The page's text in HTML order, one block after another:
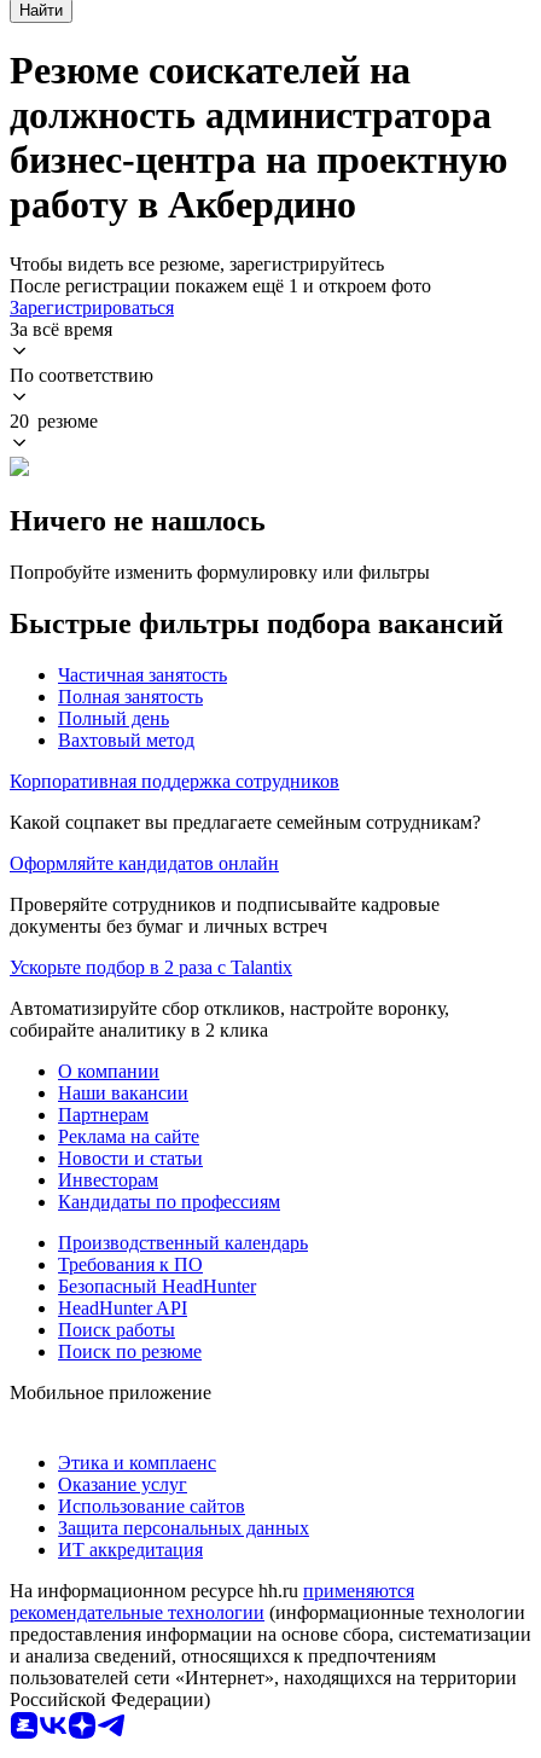
Найти
Резюме соискателей на
должность администратора
бизнес-центра на проектную
работу в Акбердино
Чтобы видеть все резюме, зарегистрируйтесь
После регистрации покажем ещё 1 и откроем фото
Зарегистрироваться
За всё время
По соответствию
20 резюме
Ничего не нашлось
Попробуйте изменить формулировку или фильтры
Быстрые фильтры подбора вакансий
Частичная занятость
Полная занятость
Полный день
Вахтовый метод
Корпоративная поддержка сотрудников
Какой соцпакет вы предлагаете семейным сотрудникам?
Оформляйте кандидатов онлайн
Проверяйте сотрудников и подписывайте кадровые
документы без бумаг и личных встреч
Ускорьте подбор в 2 раза с Talantix
Автоматизируйте сбор откликов, настройте воронку,
собирайте аналитику в 2 клика
О компании
Наши вакансии
Партнерам
Реклама на сайте
Новости и статьи
Инвесторам
Кандидаты по профессиям
Производственный календарь
Требования к ПО
Безопасный HeadHunter
HeadHunter API
Поиск работы
Поиск по резюме
Мобильное приложение
Этика и комплаенс
Оказание услуг
Использование сайтов
Защита персональных данных
ИТ аккредитация
На информационном ресурсе hh.ru применяются
рекомендательные технологии (информационные технологии
предоставления информации на основе сбора, систематизации
и анализа сведений, относящихся к предпочтениям
пользователей сети «Интернет», находящихся на территории
Российской Федерации)